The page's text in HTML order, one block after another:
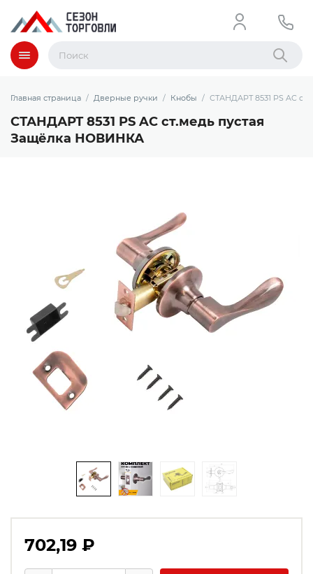
Меню Найти
Главная страница Дверные ручки Кнобы СТАНДАРТ 8531 PS AC
СТАНДАРТ 8531 PS AC ст.медь пустая
Защёлка НОВИНКА
702,19 ₽